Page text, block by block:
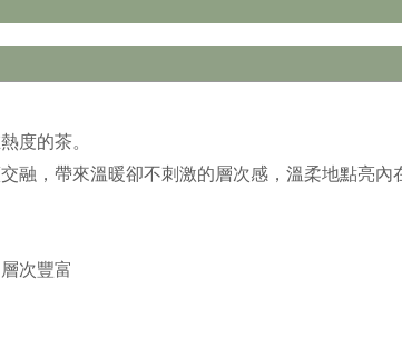
度的茶。
融，帶來溫暖卻不刺激的層次感，溫柔地點亮
次豐富